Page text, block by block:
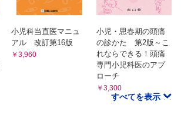
小児科当直医マニュ
アル 改訂第16版
￥3,960
小児・思春期の頭痛
の診かた 第2版～こ
れならできる！頭痛
専門小児科医のアプ
ローチ
￥3,300
すべてを表示